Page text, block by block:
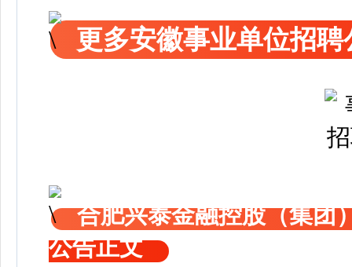
更多安徽事业单位招聘
合肥兴泰金融控股（集团
公告正文